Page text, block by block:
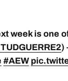
week is one
)
#AEW